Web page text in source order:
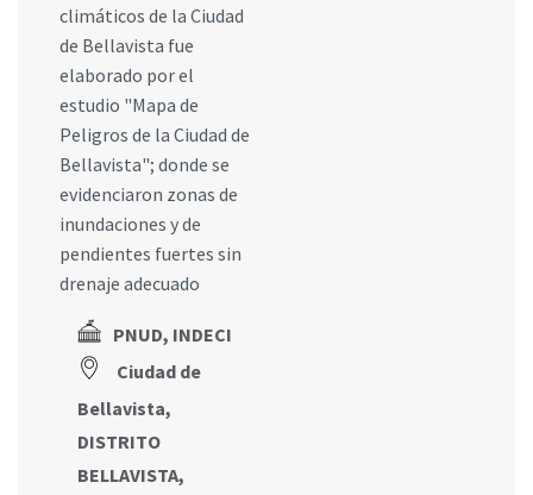
climáticos de la Ciudad
de Bellavista fue
elaborado por el
estudio "Mapa de
Peligros de la Ciudad de
Bellavista"; donde se
evidenciaron zonas de
inundaciones y de
pendientes fuertes sin
drenaje adecuado
PNUD, INDECI
Ciudad de
Bellavista,
DISTRITO
BELLAVISTA,